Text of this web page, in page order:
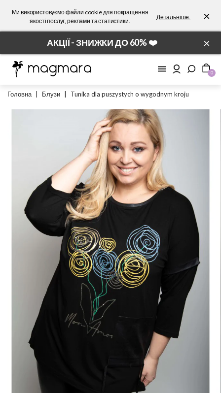
Ми використовуємо файли cookie для покращення
якості послуг, реклами та статистики.
Детальніше. ×
АКЦІЇ - ЗНИЖКИ ДО 60% ❤️ ×
0
Головна Блузи Tunika dla puszystych o wygodnym kroju